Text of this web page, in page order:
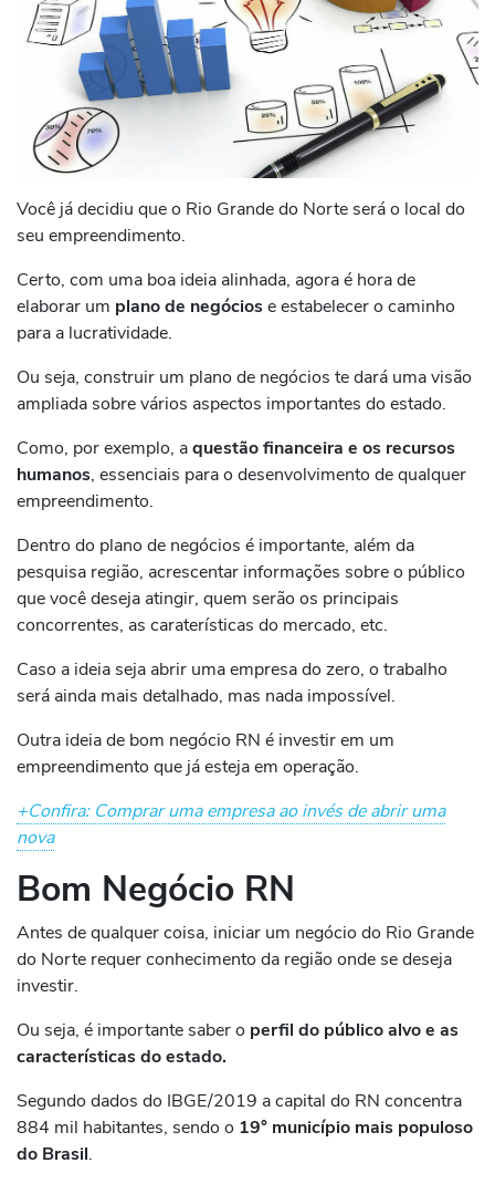
Você já decidiu que o Rio Grande do Norte será o local do
seu empreendimento.
Certo, com uma boa ideia alinhada, agora é hora de
elaborar um plano de negóciose estabelecer o caminho
para a lucratividade.
Ou seja, construir um plano de negócios te dará uma visão
ampliada sobre vários aspectos importantes do estado.
Como, por exemplo, aquestão financeira e os recursos
humanos, essenciais para o desenvolvimento de qualquer
empreendimento.
Dentro do plano de negócios é importante, além da
pesquisa região, acrescentar informações sobre o público
que você deseja atingir, quem serão os principais
concorrentes, as caraterísticas do mercado, etc.
Caso a ideia seja abrir uma empresa do zero, o trabalho
será ainda mais detalhado, mas nada impossível.
Outra ideia de bom negócio RN é investir em um
empreendimento que já esteja em operação.
+Confira: Comprar uma empresa ao invés de abrir uma
nova
Bom Negócio RN
Antes de qualquer coisa, iniciar um negócio do Rio Grande
do Norte requer conhecimento da região onde se deseja
investir.
Ou seja, é importante saber o perfil do público alvo e as
características do estado.
Segundo dados do IBGE/2019 a capital do RN concentra
884 mil habitantes, sendo o 19° município mais populoso
do Brasil.